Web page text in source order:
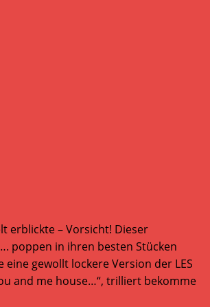
erblickte – Vorsicht! Dieser
poppen in ihren besten Stücken
eine gewollt lockere Version der LES
and me house…“, trilliert bekomme